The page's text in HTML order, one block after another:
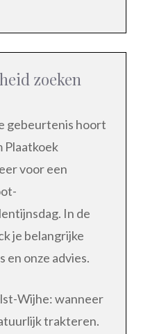
zoeken
gebeurtenis hoort
Plaatkoek
voor een
In de
je belangrijke
en onze advies.
Wijhe: wanneer
trakteren.